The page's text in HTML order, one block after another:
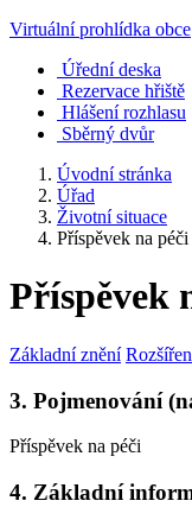
Virtuální prohlídka obce
Úřední deska
Rezervace hřiště
Hlášení rozhlasu
Sběrný dvůr
Úvodní stránka
Úřad
Životní situace
Příspěvek na péči
Příspěvek
Základní znění
3. Pojmenování
Příspěvek na péči
4. Základní